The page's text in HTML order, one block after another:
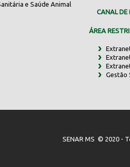
e Saúde Animal
CANAL DE
ÁREA
Gestão
SENAR MS © 2020 -